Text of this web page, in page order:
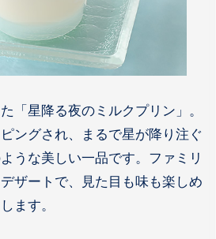
「星降る夜のミルクプリン」。
ングされ、まるで星が降り注ぐ
うな美しい一品です。ファミリ
ザートで、見た目も味も楽しめ
ます。